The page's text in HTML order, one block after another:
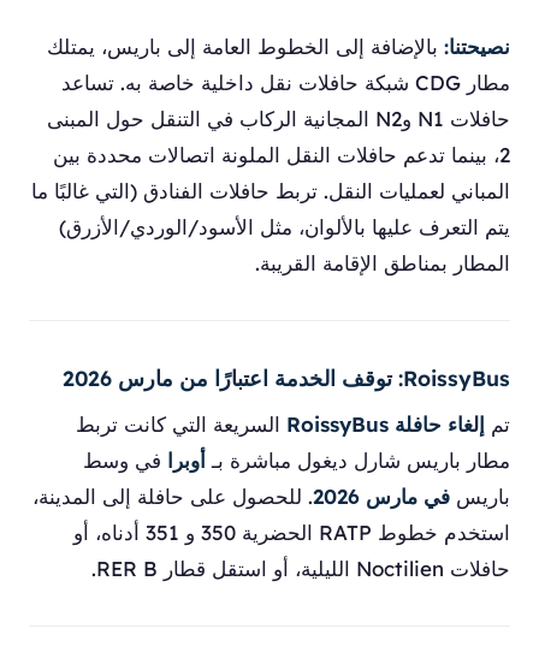
نصيحتنا: بالإضافة إلى الخطوط العامة إلى باريس، يمتلك
مطار CDG شبكة حافلات نقل داخلية خاصة به. تساعد
حافلات N1 وN2 المجانية الركاب في التنقل حول المبنى
2، بينما تدعم حافلات النقل الملونة اتصالات محددة بين
المباني لعمليات النقل. تربط حافلات الفنادق (التي غالبًا ما
يتم التعرف عليها بالألوان، مثل الأسود/الوردي/الأزرق)
المطار بمناطق الإقامة القريبة.
RoissyBus: توقف الخدمة اعتبارًا من مارس 2026
تم إلغاء حافلة RoissyBus
السريعة التي كانت تربط
مطار باريس شارل ديغول مباشرة بـ أوبرا في وسط
باريس في مارس 2026
. للحصول على حافلة إلى المدينة،
استخدم خطوط RATP الحضرية 350 و 351 أدناه، أو
حافلات Noctilien الليلية، أو استقل قطار RER B.